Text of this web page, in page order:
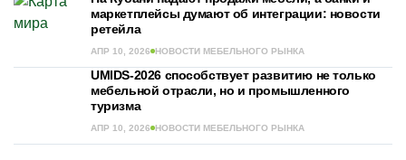
маркетплейсы думают об интеграции: новости
ретейла
АПР 10, 2026 НОВОСТИ МЕБЕЛЬНОГО РЫНКА
UMIDS-2026 способствует развитию не только
мебельной отрасли, но и промышленного
туризма
АПР 10, 2026 НОВОСТИ МЕБЕЛЬНОГО РЫНКА